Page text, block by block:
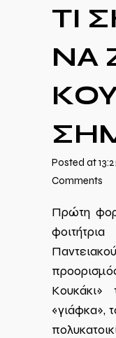
ΤΙ
ΝΑ
Posted at
Comments
Πρώτη
Κουκάκι»
«γιάφκα»,